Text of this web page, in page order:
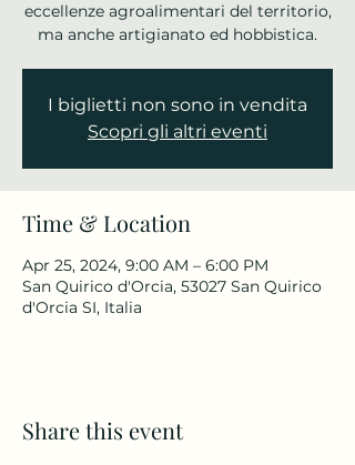
eccellenze agroalimentari del territorio,
ma anche artigianato ed hobbistica.
I biglietti non sono in vendita
Scopri gli altri eventi
Time & Location
Apr 25, 2024, 9:00 AM – 6:00 PM
San Quirico d'Orcia, 53027 San Quirico
d'Orcia SI, Italia
Share this event